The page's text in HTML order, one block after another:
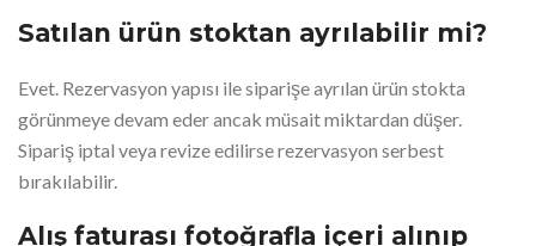
Satılan ürün stoktan ayrılabilir mi?
Evet. Rezervasyon yapısı ile siparişe ayrılan ürün stokta
görünmeye devam eder ancak müsait miktardan düşer.
Sipariş iptal veya revize edilirse rezervasyon serbest
bırakılabilir.
Alış faturası fotoğrafla içeri alınıp